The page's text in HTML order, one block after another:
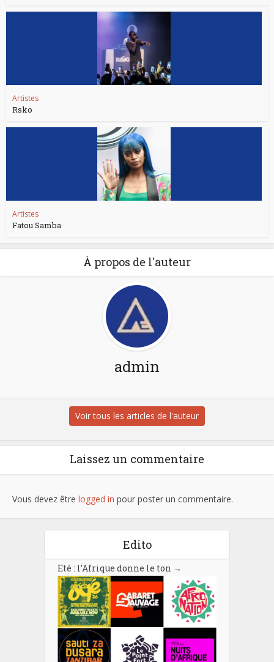
Artistes
Rsko
Artistes
Fatou Samba
À propos de l'auteur
admin
Voir tous les articles de l'auteur
Laissez un commentaire
Vous devez être logged in pour poster un commentaire.
Edito
Eté : l’Afrique donne le ton →